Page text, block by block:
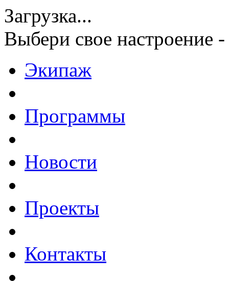
Загрузка...
Выбери свое настроение -
Экипаж
Программы
Новости
Проекты
Контакты